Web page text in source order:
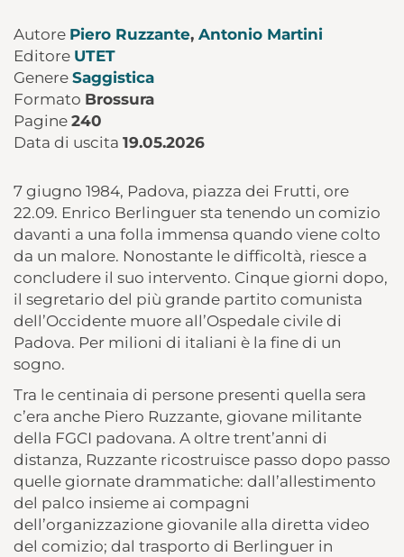
Autore Piero Ruzzante, Antonio Martini
Editore UTET
Genere Saggistica
Formato Brossura
Pagine 240
Data di uscita 19.05.2026
7 giugno 1984, Padova, piazza dei Frutti, ore
22.09. Enrico Berlinguer sta tenendo un comizio
davanti a una folla immensa quando viene colto
da un malore. Nonostante le difficoltà, riesce a
concludere il suo intervento. Cinque giorni dopo,
il segretario del più grande partito comunista
dell’Occidente muore all’Ospedale civile di
Padova. Per milioni di italiani è la fine di un
sogno.
Tra le centinaia di persone presenti quella sera
c’era anche Piero Ruzzante, giovane militante
della FGCI padovana. A oltre trent’anni di
distanza, Ruzzante ricostruisce passo dopo passo
quelle giornate drammatiche: dall’allestimento
del palco insieme ai compagni
dell’organizzazione giovanile alla diretta video
del comizio; dal trasporto di Berlinguer in